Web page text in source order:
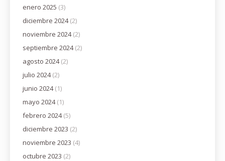
enero 2025 (3)
diciembre 2024(2)
noviembre 2024(2)
septiembre 2024(2)
agosto 2024(2)
julio 2024(2)
junio 2024(1)
mayo 2024(1)
febrero 2024(5)
diciembre 2023 (2)
noviembre 2023 (4)
octubre 2023 (2)